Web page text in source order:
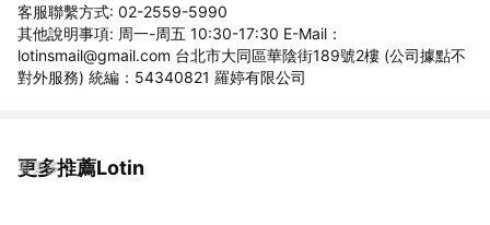
客服聯繫方式: 02-2559-5990
其他說明事項: 周一-周五 10:30-17:30 E-Mail：
lotinsmail@gmail.com 台北市大同區華陰街189號2樓 (公司據點不
對外服務) 統編：54340821 羅婷有限公司
更多推薦Lotin
看更多